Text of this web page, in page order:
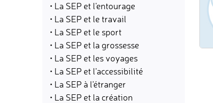
• La SEP et l'entourage
• La SEP et le travail
• La SEP et le sport
• La SEP et la grossesse
• La SEP et les voyages
• La SEP et l'accessibilité
• La SEP à l'étranger
• La SEP et la création